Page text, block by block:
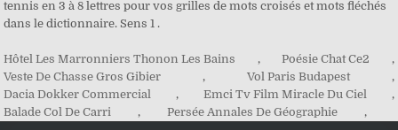
Hôtel Les Marronniers Thonon Les Bains , Poésie Chat Ce2
,
Veste De Chasse Gros Gibier
, Vol Paris Budapest
,
Dacia Dokker Commercial
, Emci Tv Film Miracle Du Ciel
,
Balade Col De Carri
, Persée Annales De Géographie ,